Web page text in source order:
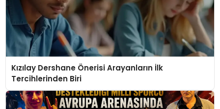
Kızılay Dershane Önerisi Arayanların İlk
Tercihlerinden Biri